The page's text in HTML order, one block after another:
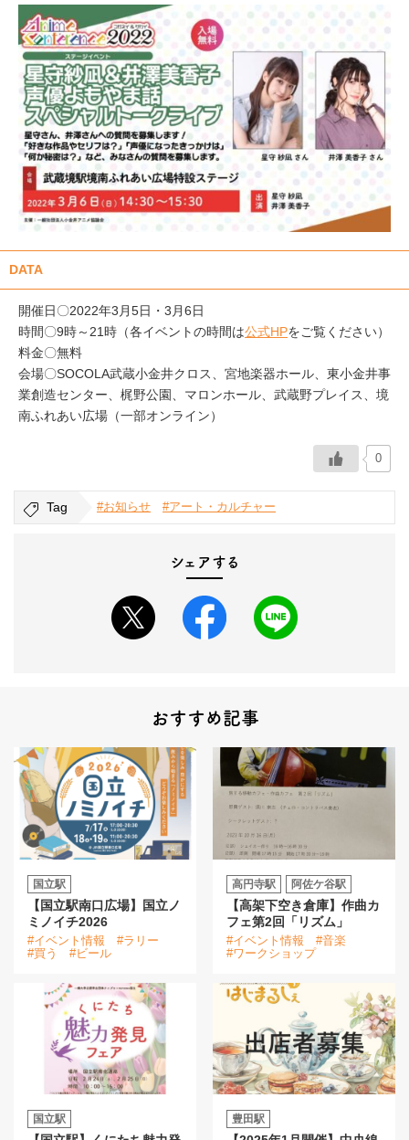
DATA
開催日〇2022年3月5日・3月6日
時間〇9時～21時（各イベントの時間は公式HPをご覧ください）
料金〇無料
会場〇SOCOLA武蔵小金井クロス、宮地楽器ホール、東小金井事
業創造センター、梶野公園、マロンホール、武蔵野プレイス、境
南ふれあい広場（一部オンライン）
0
Tag #お知らせ #アート・カルチャー
シェアする
おすすめ記事
国立駅
【国立駅南口広場】国立ノ
ミノイチ2026
#イベント情報
#ラリー
#買う
#ビール
高円寺駅 阿佐ケ谷駅
【高架下空き倉庫】作曲カ
フェ第2回「リズム」
#イベント情報
#音楽
#ワークショップ
国立駅 豊田駅